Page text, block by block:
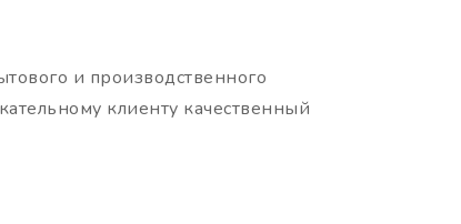
и производственного
клиенту качественный